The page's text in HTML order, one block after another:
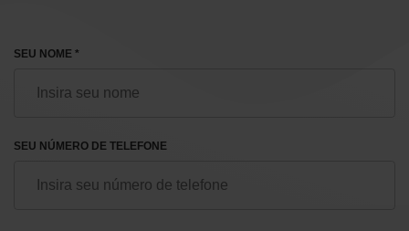
SEU NOME *
SEU NÚMERO DE TELEFONE